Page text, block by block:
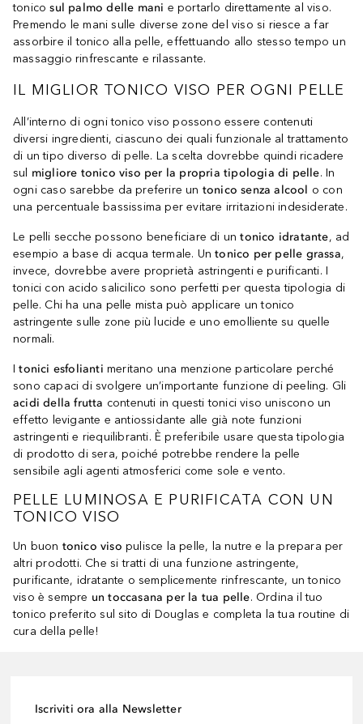
tonicosul palmo delle mani e portarlo direttamente al viso.
Premendo le mani sulle diverse zone del viso si riesce a far
assorbire il tonico alla pelle, effettuando allo stesso tempo un
massaggio rinfrescante e rilassante.
IL MIGLIOR TONICO VISO PER OGNI PELLE
All’interno di ogni tonico viso possono essere contenuti
diversi ingredienti, ciascuno dei quali funzionale al trattamento
di un tipo diverso di pelle. La scelta dovrebbe quindi ricadere
sul migliore tonico viso per la propria tipologia di pelle. In
ogni caso sarebbe da preferire un tonico senza alcool o con
una percentuale bassissima per evitare irritazioni indesiderate.
Le pelli secche possono beneficiare di untonico idratante, ad
esempio a base di acqua termale. Untonico per pelle grassa,
invece, dovrebbe avere proprietà astringenti e purificanti. I
tonici con acido salicilico sono perfetti per questa tipologia di
pelle. Chi ha una pelle mista può applicare un tonico
astringente sulle zone più lucide e uno emolliente su quelle
normali.
Itonici esfolianti meritano una menzione particolare perché
sono capaci di svolgere un’importante funzione di peeling. Gli
acidi della frutta contenuti in questi tonici viso uniscono un
effetto levigante e antiossidante alle già note funzioni
astringenti e riequilibranti. È preferibile usare questa tipologia
di prodotto di sera, poiché potrebbe rendere la pelle
sensibile agli agenti atmosferici come sole e vento.
PELLE LUMINOSA E PURIFICATA CON UN
TONICO VISO
Un buon tonico viso pulisce la pelle, la nutre e la prepara per
altri prodotti. Che si tratti di una funzione astringente,
purificante, idratante o semplicemente rinfrescante, un tonico
viso è sempre un toccasana per la tua pelle. Ordina il tuo
tonico preferito sul sito di Douglas e completa la tua routine di
cura della pelle!
Iscriviti ora alla Newsletter